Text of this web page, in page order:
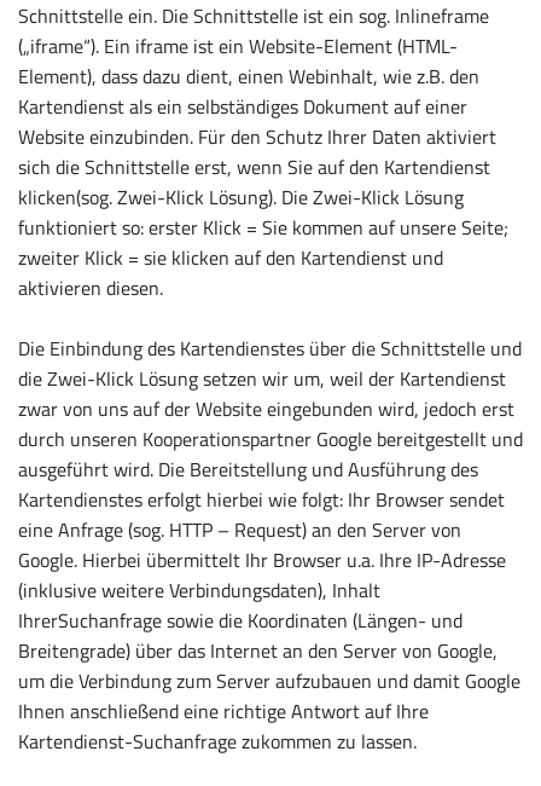
Schnittstelle ein. Die Schnittstelle ist ein sog. Inlineframe
(„iframe“). Ein iframe ist ein Website-Element (HTML-
Element), dass dazu dient, einen Webinhalt, wie z.B. den
Kartendienst als ein selbständiges Dokument auf einer
Website einzubinden. Für den Schutz Ihrer Daten aktiviert
sich die Schnittstelle erst, wenn Sie auf den Kartendienst
klicken(sog. Zwei-Klick Lösung). Die Zwei-Klick Lösung
funktioniert so: erster Klick = Sie kommen auf unsere Seite;
zweiter Klick = sie klicken auf den Kartendienst und
aktivieren diesen.
Die Einbindung des Kartendienstes über die Schnittstelle und
die Zwei-Klick Lösung setzen wir um, weil der Kartendienst
zwar von uns auf der Website eingebunden wird, jedoch erst
durch unseren Kooperationspartner Google bereitgestellt und
ausgeführt wird. Die Bereitstellung und Ausführung des
Kartendienstes erfolgt hierbei wie folgt: Ihr Browser sendet
eine Anfrage (sog. HTTP – Request) an den Server von
Google. Hierbei übermittelt Ihr Browser u.a. Ihre IP-Adresse
(inklusive weitere Verbindungsdaten), Inhalt
IhrerSuchanfrage sowie die Koordinaten (Längen- und
Breitengrade) über das Internet an den Server von Google,
um die Verbindung zum Server aufzubauen und damit Google
Ihnen anschließend eine richtige Antwort auf Ihre
Kartendienst-Suchanfrage zukommen zu lassen.